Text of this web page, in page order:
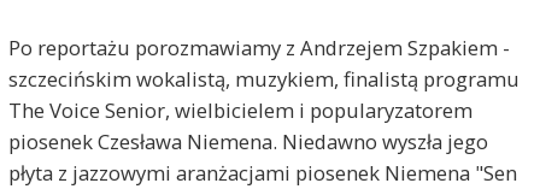
Po reportażu porozmawiamy z Andrzejem Szpakiem -
szczecińskim wokalistą, muzykiem, finalistą programu
The Voice Senior, wielbicielem i popularyzatorem
piosenek Czesława Niemena. Niedawno wyszła jego
płyta z jazzowymi aranżacjami piosenek Niemena "Sen